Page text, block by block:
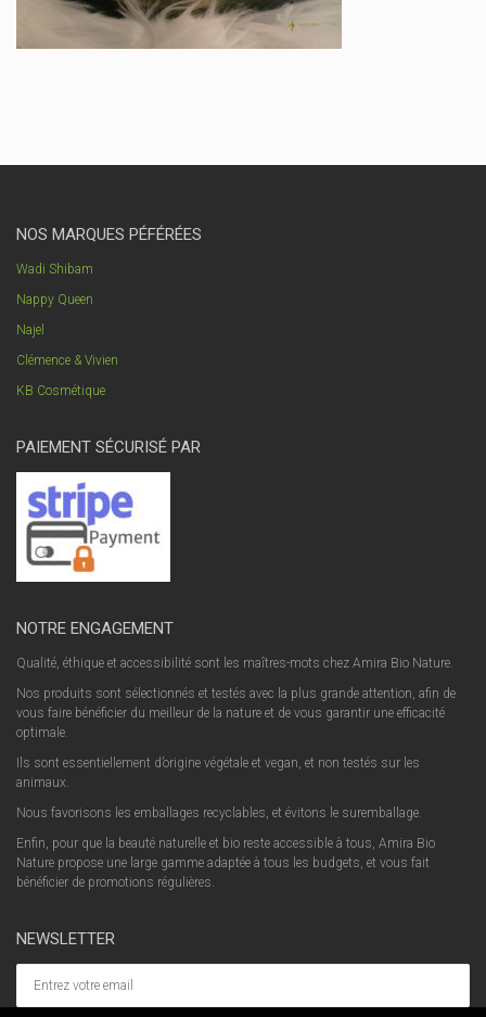
NOS MARQUES PÉFÉRÉES
Wadi Shibam
Nappy Queen
Najel
Clémence & Vivien
KB Cosmétique
PAIEMENT SÉCURISÉ PAR
NOTRE ENGAGEMENT
Qualité, éthique et accessibilité sont les maîtres-mots chez Amira Bio Nature.
Nos produits sont sélectionnés et testés avec la plus grande attention, afin de
vous faire bénéficier du meilleur de la nature et de vous garantir une efficacité
optimale.
Ils sont essentiellement d’origine végétale et vegan, et non testés sur les
animaux.
Nous favorisons les emballages recyclables, et évitons le suremballage.
Enfin, pour que la beauté naturelle et bio reste accessible à tous, Amira Bio
Nature propose une large gamme adaptée à tous les budgets, et vous fait
bénéficier de promotions régulières.
NEWSLETTER